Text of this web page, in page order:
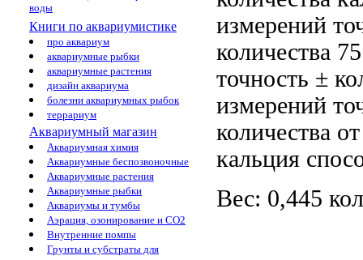
воды
Книги по аквариумистике
про аквариум
аквариумные рыбки
аквариумные растения
дизайн аквариума
болезни аквариумных рыбок
террариум
Аквариумный магазин
Аквариумная химия
Аквариумные беспозвоночные
Аквариумные растения
Аквариумные рыбки
Аквариумы и тумбы
Аэрация, озонирование и CO2
Внутренние помпы
Грунты и субстраты для
измерений
количества
точность ±
измерений
количества
кальция
Вес: 0,445